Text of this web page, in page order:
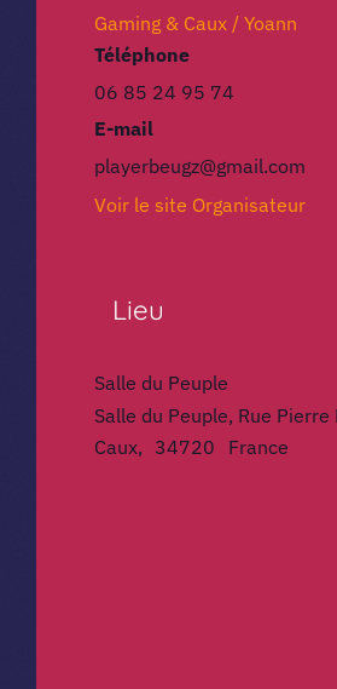
Gaming & Caux / Yoann
Téléphone
06 85 24 95 74
E-mail
playerbeugz@gmail.com
Voir le site Organisateur
Lieu
Salle du Peuple
Salle du Peuple, Rue Pierre
Caux, 34720 France